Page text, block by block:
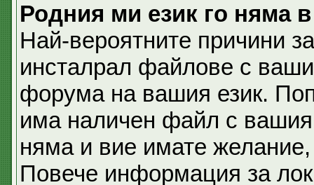
Родния ми език го няма
Най-вероятните причини
инсталрал файлове с
форума на вашия език.
има наличен файл с вашия
няма и вие имате
Повече информация за